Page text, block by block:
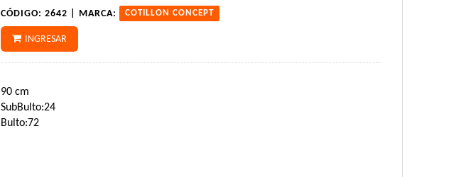
CÓDIGO: 2642 | MARCA: COTILLON CONCEPT
INGRESAR
90 cm
SubBulto:24
Bulto:72